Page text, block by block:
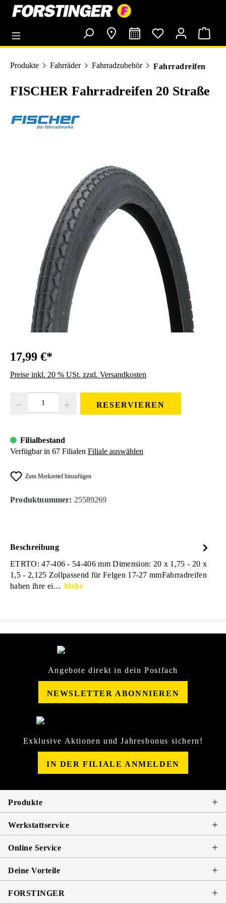
springen
Produkte Fahrräder Fahrradzubehör Fahrradreifen
FISCHER Fahrradreifen 20 Straße
17,99 €*
Preise inkl. 20 % USt. zzgl. Versandkosten
RESERVIEREN
Filialbestand
Verfügbar in 67 Filialen Filiale auswählen
Zum Merkzettel hinzufügen
Produktnummer: 25589269
Beschreibung
ETRTO: 47-406 - 54-406 mm Dimension: 20 x 1,75 - 20 x
1,5 - 2,125 Zollpassend für Felgen 17-27 mmFahrradreifen
haben ihre ei… Mehr
Angebote direkt in dein Postfach
NEWSLETTER ABONNIEREN
Exklusive Aktionen und Jahresbonus sichern!
IN DER FILIALE ANMELDEN
Produkte
Werkstattservice
Online Service
Deine Vorteile
FORSTINGER